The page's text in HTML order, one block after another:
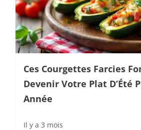
Ces Courgettes Farcies
Devenir Votre Plat D’Été
Année
Il y a 3 mois